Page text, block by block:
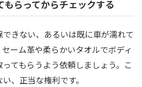
もらってからチェックする
きない、あるいは既に車が濡れて
ーム革や柔らかいタオルでボディ
てもらうよう依頼しましょう。こ
、正当な権利です。